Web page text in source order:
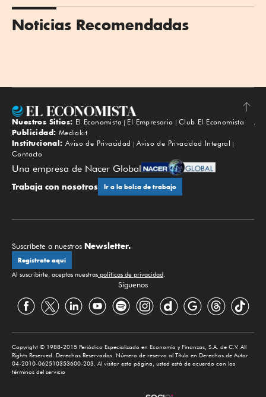
Noticias Recomendadas
Subir
Nuestros Sitios: El Economista El Empresario
Club El Economista
Publicidad: Mediakit
Institucional: Aviso de Privacidad
Aviso de Privacidad Integral
Contacto
Una empresa de Nacer Global
Trabaja con nosotros Ir a la bolsa de trabajo
Suscríbete a nuestros Newsletter.
Regístrate aquí
Al suscribirte, aceptas nuestras políticas de privacidad.
Síguenos
Copyright © 1988-2015 Periódico Especializado en Economía y Finanzas, S.A. de C.V. All
Rights Reserved. Derechos Reservados. Número de reserva al Título en Derechos de Autor
04-2010-062510353600-203. Al visitar esta página, usted está de acuerdo con los
términos del servicio